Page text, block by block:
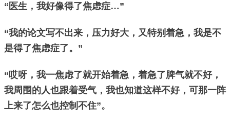
“医生，我好像得了焦虑症…”
“我的论文写不出来，压力好大，又特别着急，我是不
是得了焦虑症了。”
“哎呀，我一焦虑了就开始着急，着急了脾气就不好，
我周围的人也跟着受气，我也知道这样不好，可那一阵
上来了怎么也控制不住”。